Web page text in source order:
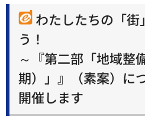
わたしたちの「街
う！
～『第二部「地域整
期）」』（素案）に
開催します